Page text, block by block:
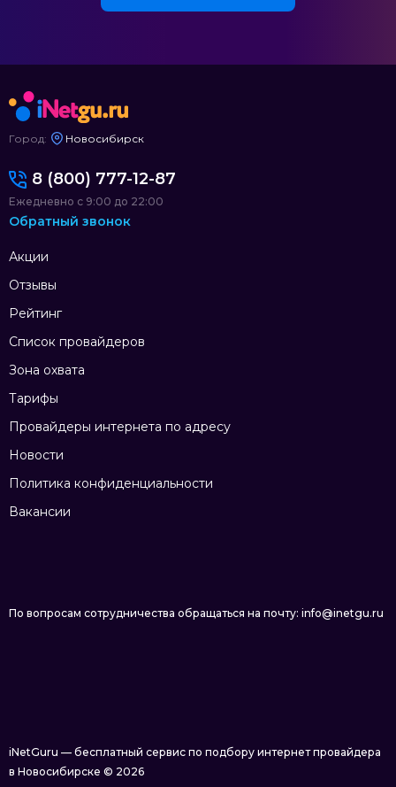
Город: Новосибирск
Акции
Отзывы
Рейтинг
Список провайдеров
Зона охвата
Тарифы
Провайдеры интернета по адресу
Новости
Политика конфиденциальности
Вакансии
8 (800) 777-12-87
Ежедневно с 9:00 до 22:00
Обратный звонок
По вопросам сотрудничества обращаться на почту: info@inetgu.ru
iNetGuru — бесплатный сервис по подбору интернет провайдера
в Новосибирске © 2026